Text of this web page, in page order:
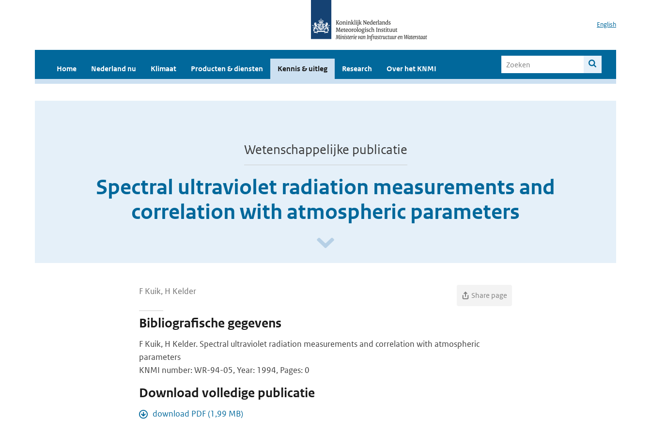
English
Home Nederland nu Klimaat Producten & diensten Kennis & uitleg Research Over het KNMI
Wetenschappelijke publicatie
Spectral ultraviolet radiation measurements and
correlation with atmospheric parameters
F Kuik, H Kelder Share page
Bibliografische gegevens
F Kuik, H Kelder. Spectral ultraviolet radiation measurements and correlation with atmospheric
parameters
KNMI number: WR-94-05, Year: 1994, Pages: 0
Download volledige publicatie
download PDF (1,99 MB)